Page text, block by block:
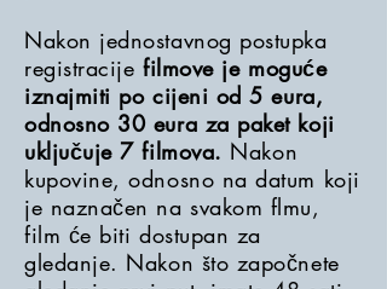
Nakon jednostavnog postupka
registracijefilmove je moguće
iznajmiti po cijeni od 5 eura,
odnosno 30 eura za paket koji
uključuje 7 filmova. Nakon
kupovine, odnosno na datum koji
je naznačen na svakom flmu,
film će biti dostupan za
gledanje. Nakon što započnete